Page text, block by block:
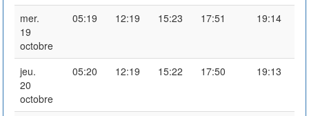
mer.
19
octobre
05:19 12:19 15:23 17:51 19:14
jeu.
20
octobre
05:20 12:19 15:22 17:50 19:13